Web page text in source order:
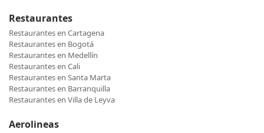
Restaurantes
Restaurantes en Cartagena
Restaurantes en Bogotá
Restaurantes en Medellín
Restaurantes en Cali
Restaurantes en Santa Marta
Restaurantes en Barranquilla
Restaurantes en Villa de Leyva
Aerolineas